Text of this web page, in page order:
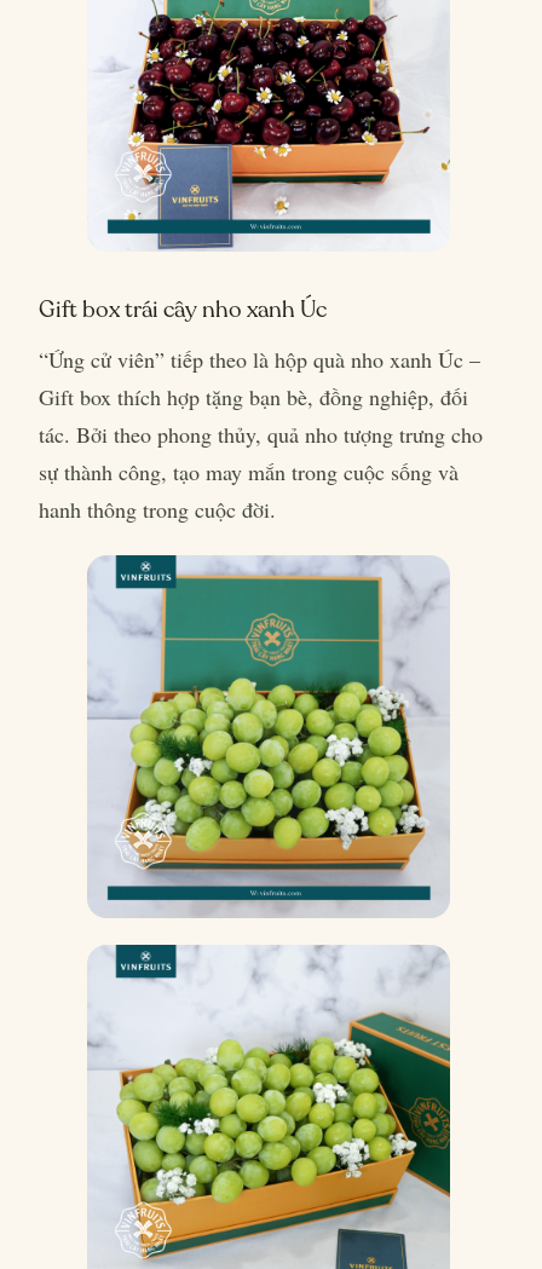
Gift box trái cây nho xanh Úc
“Ứng cử viên” tiếp theo là hộp quà nho xanh Úc –
Gift box thích hợp tặng bạn bè, đồng nghiệp, đối
tác. Bởi theo phong thủy, quả nho tượng trưng cho
sự thành công, tạo may mắn trong cuộc sống và
hanh thông trong cuộc đời.